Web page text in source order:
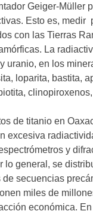
Geiger-Müller
Esto es, medir
con las Tierras
La
uranio, en los
loparita, bastita,
de titanio en
excesiva
y
lo general, se
secuencias
miles de
económica.